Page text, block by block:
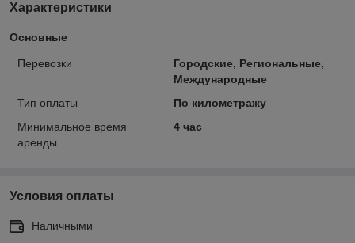
Характеристики
Основные
Перевозки
Городские, Региональные,
Международные
Тип оплаты
По километражу
Минимальное время
аренды
4 час
Условия оплаты
Наличными